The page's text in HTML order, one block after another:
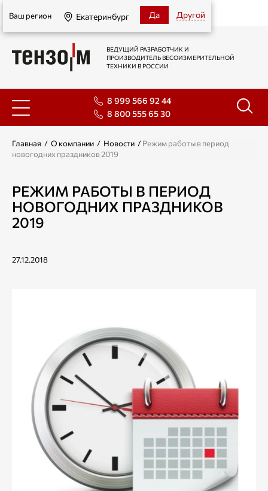
Екатеринбург
Ваш регион Екатеринбург Да Другой
ВЕДУЩИЙ РАЗРАБОТЧИК И
ПРОИЗВОДИТЕЛЬ ВЕСОИЗМЕРИТЕЛЬНОЙ
ТЕХНИКИ В РОССИИ
8 999 566 92 44
8 800 555 65 30
Главная / О компании / Новости /Режим работы в период
новогодних праздников 2019
РЕЖИМ РАБОТЫ В ПЕРИОД
НОВОГОДНИХ ПРАЗДНИКОВ
2019
27.12.2018